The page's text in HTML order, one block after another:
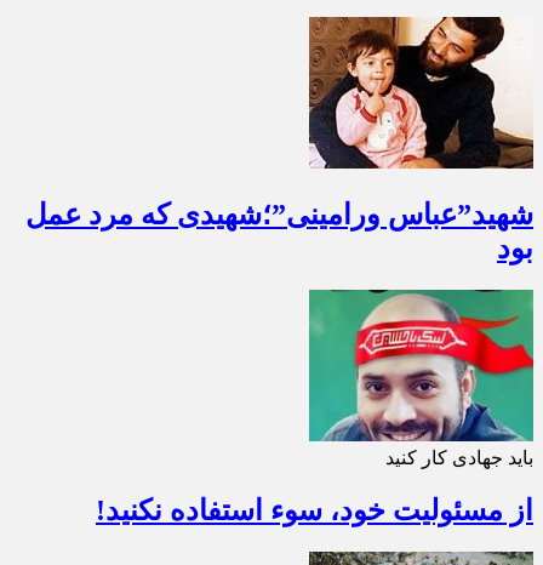
شهید”عباس ورامینی”؛شهیدی که مرد عمل
بود
باید جهادی کار کنید
از مسئولیت خود، سوء استفاده نکنید!